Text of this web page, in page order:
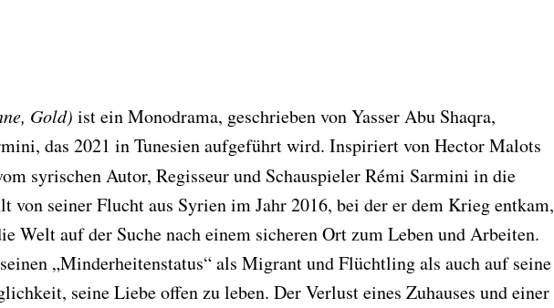
Gold) ist ein Monodrama, geschrieben von Yasser Abu Shaqra,
das 2021 in Tunesien aufgeführt wird. Inspiriert von Hector Malots
syrischen Autor, Regisseur und Schauspieler Rémi Sarmini in die
von seiner Flucht aus Syrien im Jahr 2016, bei der er dem Krieg entkam,
Welt auf der Suche nach einem sicheren Ort zum Leben und Arbeiten.
„Minderheitenstatus“ als Migrant und Flüchtling als auch auf seine
seine Liebe offen zu leben. Der Verlust eines Zuhauses und einer